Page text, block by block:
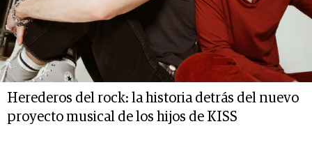
Herederos del rock: la historia detrás del nuevo
proyecto musical de los hijos de KISS